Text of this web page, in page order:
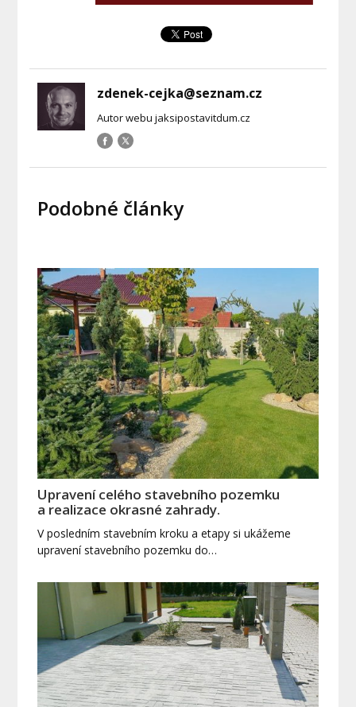
zdenek-cejka@seznam.cz
Autor webu jaksipostavitdum.cz
Podobné články
Upravení celého stavebního pozemku
a realizace okrasné zahrady.
V posledním stavebním kroku a etapy si ukážeme
upravení stavebního pozemku do…